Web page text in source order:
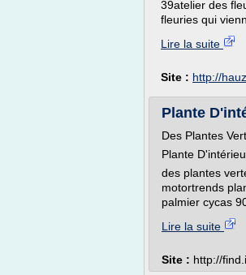
39atelier des
fleuries qui
Lire la suite
Site : http://
Plante
Des Plantes
Plante
des plantes
motortrends
palmier cycas
Lire la suite
Site : http://